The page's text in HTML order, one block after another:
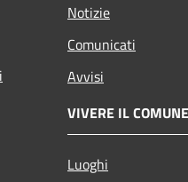
Notizie
Comunicati
Avvisi
VIVERE IL COMUNE
Luoghi